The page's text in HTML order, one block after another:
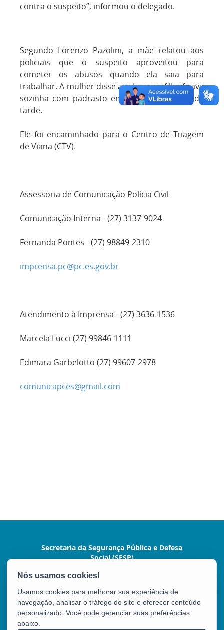
contra o suspeito”, informou o delegado.
Segundo Lorenzo Pazolini, a mãe relatou aos
policiais que o suspeito aproveitou para
cometer os abusos quando ela saia para
trabalhar. A mulher disse ainda que a filha ficava
sozinha com padrasto em casa no período da
tarde.
Ele foi encaminhado para o Centro de Triagem
de Viana (CTV).
Assessoria de Comunicação Polícia Civil
Comunicação Interna - (27) 3137-9024
Fernanda Pontes - (27) 98849-2310
imprensa.pc@pc.es.gov.br
Atendimento à Imprensa - (27) 3636-1536
Marcela Lucci (27) 99846-1111
Edimara Garbelotto (27) 99607-2978
comunicapces@gmail.com
Secretaria da Segurança Pública e Defesa
Social (SESP)
Av. Marechal Mascarenhas de Moraes, nº 2355 -
CEP: 29050-625 - Vitória / ES
Tel.: (27) 3636-1500/9924
Usamos cookies para melhorar sua experiência de
navegação, analisar o tráfego do site e oferecer conteúdo
personalizado. Você pode gerenciar suas preferências
abaixo.